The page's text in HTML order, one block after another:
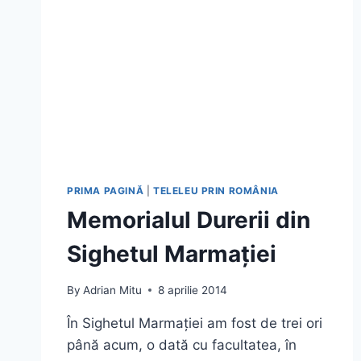
PRIMA PAGINĂ TELELEU PRIN ROMÂNIA
Memorialul Durerii din
Sighetul Marmației
By Adrian Mitu 8 aprilie 2014
În Sighetul Marmației am fost de trei ori
până acum, o dată cu facultatea, în